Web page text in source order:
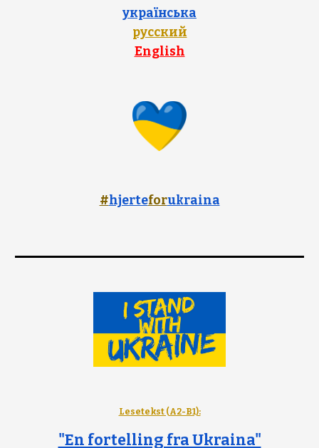
українська
русский
English
#hjerteforukraina
Lesetekst (A2-B1):
"En fortelling fra Ukraina"